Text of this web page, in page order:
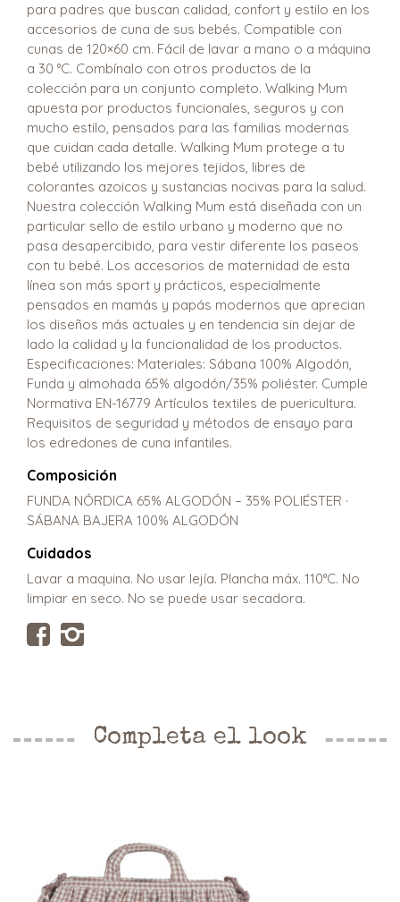
para padres que buscan calidad, confort y estilo en los
accesorios de cuna de sus bebés. Compatible con
cunas de 120×60 cm. Fácil de lavar a mano o a máquina
a 30 °C. Combínalo con otros productos de la
colección para un conjunto completo. Walking Mum
apuesta por productos funcionales, seguros y con
mucho estilo, pensados para las familias modernas
que cuidan cada detalle. Walking Mum protege a tu
bebé utilizando los mejores tejidos, libres de
colorantes azoicos y sustancias nocivas para la salud.
Nuestra colección Walking Mum está diseñada con un
particular sello de estilo urbano y moderno que no
pasa desapercibido, para vestir diferente los paseos
con tu bebé. Los accesorios de maternidad de esta
línea son más sport y prácticos, especialmente
pensados en mamás y papás modernos que aprecian
los diseños más actuales y en tendencia sin dejar de
lado la calidad y la funcionalidad de los productos.
Especificaciones: Materiales: Sábana 100% Algodón,
Funda y almohada 65% algodón/35% poliéster. Cumple
Normativa EN-16779 Artículos textiles de puericultura.
Requisitos de seguridad y métodos de ensayo para
los edredones de cuna infantiles.
Composición
FUNDA NÓRDICA 65% ALGODÓN – 35% POLIÉSTER ·
SÁBANA BAJERA 100% ALGODÓN
Cuidados
Lavar a maquina. No usar lejía. Plancha máx. 110°C. No
limpiar en seco. No se puede usar secadora.
Completa el look